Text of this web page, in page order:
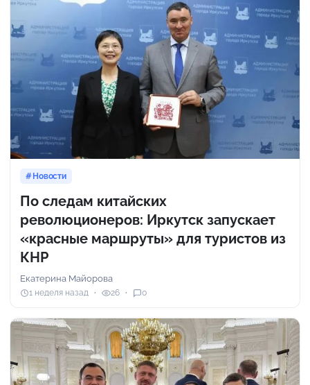
Новости
По следам китайских
революционеров: Иркутск запускает
«красные маршруты» для туристов из
КНР
Екатерина Майорова
1 неделя назад 26 0